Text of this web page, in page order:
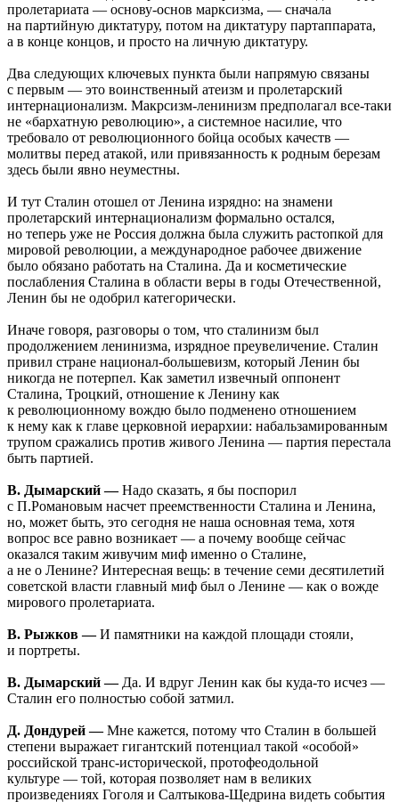
пролетариата — основу-основ марксизма, — сначала
на партийную диктатуру, потом на диктатуру партаппарата,
а в конце концов, и просто на личную диктатуру.
Два следующих ключевых пункта были напрямую связаны
с первым — это воинственный атеизм и пролетарский
интернационализм. Макрсизм-ленинизм предполагал все-таки
не «бархатную революцию», а системное насилие, что
требовало от революционного бойца особых качеств —
молитвы перед атакой, или привязанность к родным березам
здесь были явно неуместны.
И тут Сталин отошел от Ленина изрядно: на знамени
пролетарский интернационализм формально остался,
но теперь уже не Россия должна была служить растопкой для
мировой революции, а международное рабочее движение
было обязано работать на Сталина. Да и косметические
послабления Сталина в области веры в годы Отечественной,
Ленин бы не одобрил категорически.
Иначе говоря, разговоры о том, что сталинизм был
продолжением ленинизма, изрядное преувеличение. Сталин
привил стране национал-большевизм, который Ленин бы
никогда не потерпел. Как заметил извечный оппонент
Сталина, Троцкий, отношение к Ленину как
к революционному вождю было подменено отношением
к нему как к главе церковной иерархии: набальзамированным
трупом сражались против живого Ленина — партия перестала
быть партией.
В. Дымарский —Надо сказать, я бы поспорил
с П.Романовым насчет преемственности Сталина и Ленина,
но, может быть, это сегодня не наша основная тема, хотя
вопрос все равно возникает — а почему вообще сейчас
оказался таким живучим миф именно о Сталине,
а не о Ленине? Интересная вещь: в течение семи десятилетий
советской власти главный миф был о Ленине — как о вожде
мирового пролетариата.
В. Рыжков —И памятники на каждой площади стояли,
и портреты.
В. Дымарский —Да. И вдруг Ленин как бы куда-то исчез —
Сталин его полностью собой затмил.
Д. Дондурей —Мне кажется, потому что Сталин в большей
степени выражает гигантский потенциал такой «особой»
российской транс-исторической, протофеодольной
культуре — той, которая позволяет нам в великих
произведениях Гоголя и Салтыкова-Щедрина видеть события